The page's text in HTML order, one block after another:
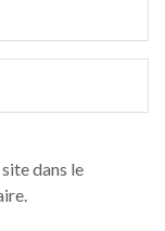
dans le